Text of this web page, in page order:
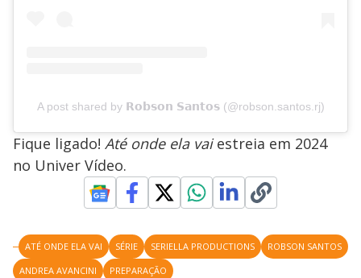
A post shared by 𝗥𝗼𝗯𝘀𝗼𝗻 𝗦𝗮𝗻𝘁𝗼𝘀 (@robson.santos.rj)
Fique ligado! Até onde ela vaiestreia em 2024
no Univer Vídeo.
ATÉ ONDE ELA VAI SÉRIE SERIELLA PRODUCTIONS
ROBSON SANTOS
ANDREA AVANCINI
PREPARAÇÃO